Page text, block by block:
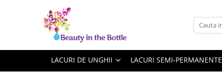
Lacuri de unghii
ILNP
Tratamente
Top Coat
LACURI DE UNGHII LACURI SEMI-PERMANENTE